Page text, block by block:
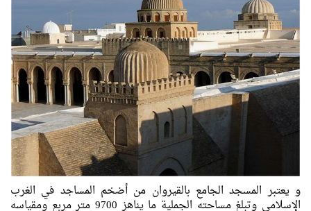
و يعتبر المسجد الجامع بالقيروان من أضخم المساجد في الغرب
الإسلامي وتبلغ مساحته الجملية ما يناهز 9700 متر مربع ومقياسه